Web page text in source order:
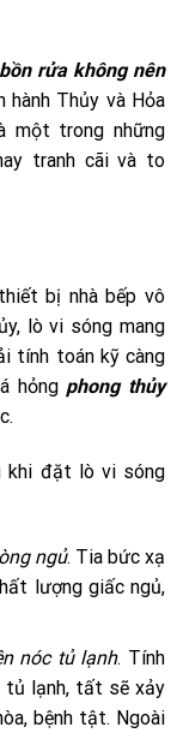
rửa không nên
hành Thủy và Hỏa
một trong những
tranh cãi và to
bị nhà bếp vô
lò vi sóng mang
tính toán kỹ càng
hỏng phong thủy
khi đặt lò vi sóng
ngủ. Tia bức xạ
lượng giấc ngủ,
nóc tủ lạnh. Tính
tủ lạnh, tất sẽ xảy
bệnh tật. Ngoài